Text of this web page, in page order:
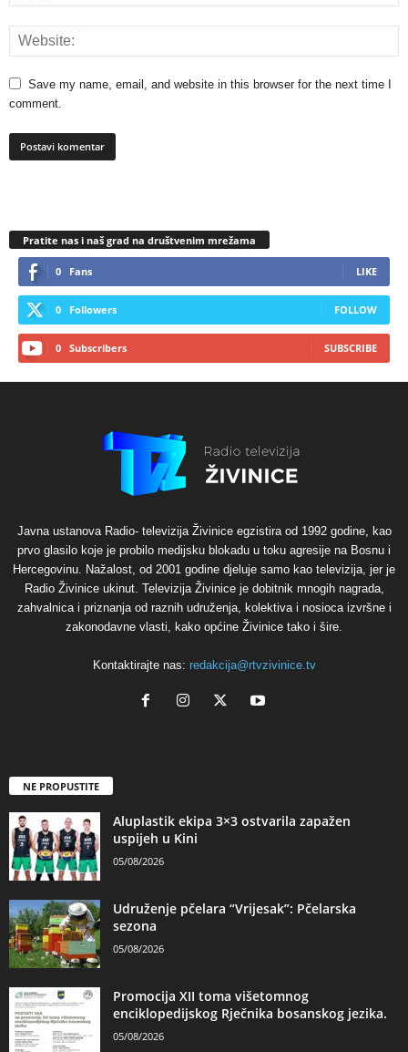
Save my name, email, and website in this browser for the next time I
comment.
Pratite nas i naš grad na društvenim mrežama
0 Fans LIKE
0 Followers FOLLOW
0 Subscribers SUBSCRIBE
Javna ustanova Radio- televizija Živinice egzistira od 1992 godine, kao
prvo glasilo koje je probilo medijsku blokadu u toku agresije na Bosnu i
Hercegovinu. Nažalost, od 2001 godine djeluje samo kao televizija, jer je
Radio Živinice ukinut. Televizija Živinice je dobitnik mnogih nagrada,
zahvalnica i priznanja od raznih udruženja, kolektiva i nosioca izvršne i
zakonodavne vlasti, kako općine Živinice tako i šire.
Kontaktirajte nas: redakcija@rtvzivinice.tv
NE PROPUSTITE
Aluplastik ekipa 3×3 ostvarila zapažen
uspijeh u Kini
05/08/2026
Udruženje pčelara “Vrijesak”: Pčelarska
sezona
05/08/2026
Promocija XII toma višetomnog
enciklopedijskog Rječnika bosanskog jezika.
05/08/2026